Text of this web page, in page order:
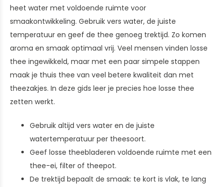
heet water met voldoende ruimte voor
smaakontwikkeling. Gebruik vers water, de juiste
temperatuur en geef de thee genoeg trektijd. Zo komen
aroma en smaak optimaal vrij. Veel mensen vinden losse
thee ingewikkeld, maar met een paar simpele stappen
maak je thuis thee van veel betere kwaliteit dan met
theezakjes. In deze gids leer je precies hoe losse thee
zetten werkt.
Gebruik altijd vers water en de juiste
watertemperatuur per theesoort.
Geef losse theebladeren voldoende ruimte met een
thee-ei, filter of theepot.
De trektijd bepaalt de smaak: te kort is vlak, te lang